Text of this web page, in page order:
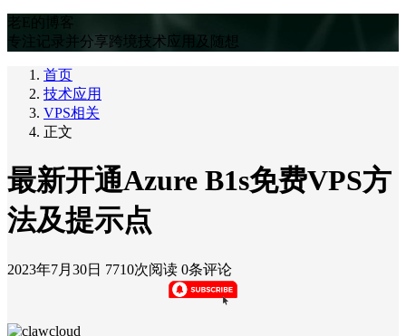
老E的博客
专注记录并分享跨境技术应用及随想
首页
技术应用
VPS相关
正文
最新开通Azure B1s免费VPS方
法及提示点
2023年7月30日 7710次阅读 0条评论